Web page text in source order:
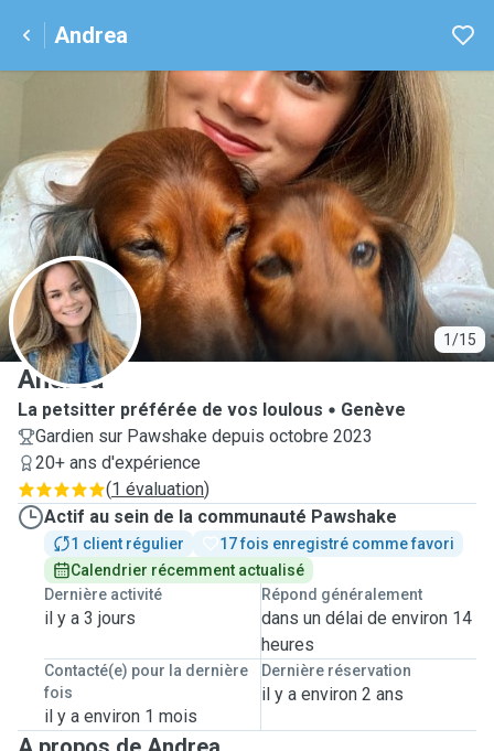
Andrea
1/15
A
Andrea
La petsitter préférée de vos loulous
Genève
Gardien sur Pawshake depuis octobre 2023
20+ ans d'expérience
(1 évaluation)
Actif au sein de la communauté Pawshake
1 client régulier
17 fois enregistré comme favori
Calendrier récemment actualisé
Dernière activité
il y a 3 jours
Répond généralement
dans un délai de environ 14
heures
Contacté(e) pour la dernière
fois
il y a environ 1 mois
Dernière réservation
il y a environ 2 ans